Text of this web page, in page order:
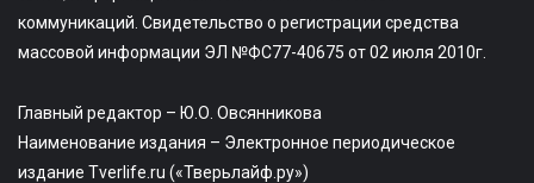
коммуникаций. Свидетельство о регистрации средства
массовой информации ЭЛ №ФС77-40675 от 02 июля 2010г.
Главный редактор – Ю.О. Овсянникова
Наименование издания – Электронное периодическое
издание Tverlife.ru («Тверьлайф.ру»)